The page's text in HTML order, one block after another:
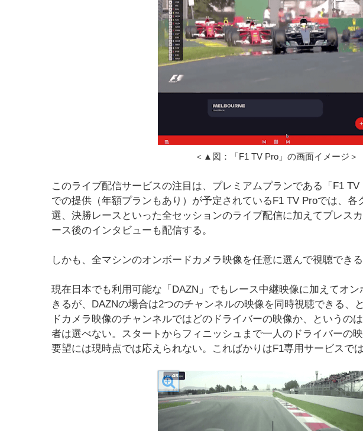
＜▲図：「F1 TV Pro」の画面イメージ＞
このライブ配信サービスの注目は、プレミアムプランである「F1
での提供（年額プランもあり）が予定されているF1 TV Proでは、
選、決勝レースといった全セッションのライブ配信に加えてプレス
ース後のインタビューも配信する。
しかも、全マシンのオンボードカメラ映像を任意に選んで視聴できる
現在日本でも利用可能な「DAZN」でもレース中継映像に加えてオ
きるが、DAZNの場合は2つのチャンネルの映像を同時視聴できる、
ドカメラ映像のチャンネルではどのドライバーの映像か、というの
者は選べない。スタートからフィニッシュまで一人のドライバーの
要望には現時点では応えられない。こればかりはF1専用サービスで